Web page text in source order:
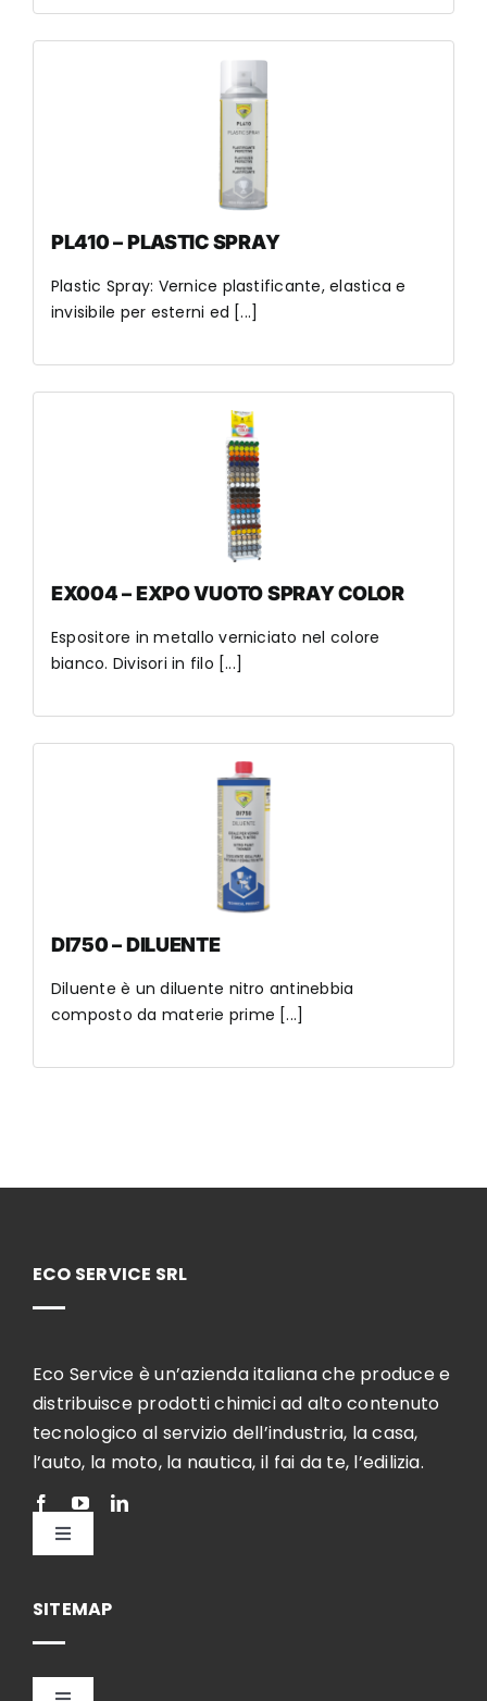
PL410 – PLASTIC SPRAY
Plastic Spray: Vernice plastificante, elastica e
invisibile per esterni ed [...]
EX004 – EXPO VUOTO SPRAY COLOR
Espositore in metallo verniciato nel colore
bianco. Divisori in filo [...]
DI750 – DILUENTE
Diluente è un diluente nitro antinebbia
composto da materie prime [...]
ECO SERVICE SRL
Eco Service è un’azienda italiana che produce e
distribuisce prodotti chimici ad alto contenuto
tecnologico al servizio dell’industria, la casa,
l’auto, la moto, la nautica, il fai da te, l’edilizia.
Toggle
SITEMAP